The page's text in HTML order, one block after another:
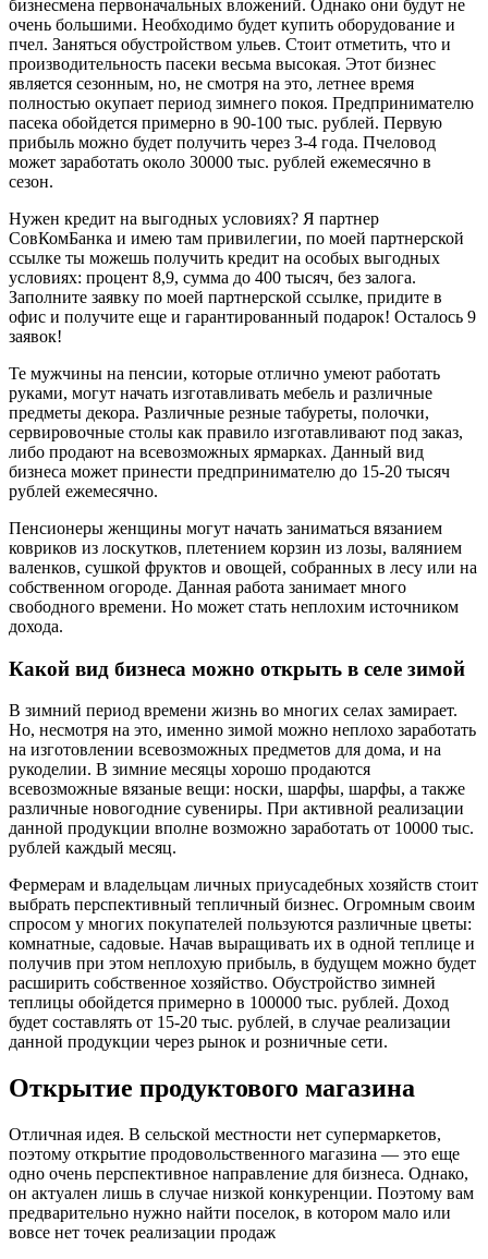
бизнесмена первоначальных вложений. Однако они будут не
очень большими. Необходимо будет купить оборудование и
пчел. Заняться обустройством ульев. Стоит отметить, что и
производительность пасеки весьма высокая. Этот бизнес
является сезонным, но, не смотря на это, летнее время
полностью окупает период зимнего покоя. Предпринимателю
пасека обойдется примерно в 90-100 тыс. рублей. Первую
прибыль можно будет получить через 3-4 года. Пчеловод
может заработать около 30000 тыс. рублей ежемесячно в
сезон.
Нужен кредит на выгодных условиях? Я партнер
СовКомБанка и имею там привилегии, по моей партнерской
ссылке ты можешь получить кредит на особых выгодных
условиях: процент 8,9, сумма до 400 тысяч, без залога.
Заполните заявку по моей партнерской ссылке, придите в
офис и получите еще и гарантированный подарок! Осталось 9
заявок!
Те мужчины на пенсии, которые отлично умеют работать
руками, могут начать изготавливать мебель и различные
предметы декора. Различные резные табуреты, полочки,
сервировочные столы как правило изготавливают под заказ,
либо продают на всевозможных ярмарках. Данный вид
бизнеса может принести предпринимателю до 15-20 тысяч
рублей ежемесячно.
Пенсионеры женщины могут начать заниматься вязанием
ковриков из лоскутков, плетением корзин из лозы, валянием
валенков, сушкой фруктов и овощей, собранных в лесу или на
собственном огороде. Данная работа занимает много
свободного времени. Но может стать неплохим источником
дохода.
Какой вид бизнеса можно открыть в селе зимой
В зимний период времени жизнь во многих селах замирает.
Но, несмотря на это, именно зимой можно неплохо заработать
на изготовлении всевозможных предметов для дома, и на
рукоделии. В зимние месяцы хорошо продаются
всевозможные вязаные вещи: носки, шарфы, шарфы, а также
различные новогодние сувениры. При активной реализации
данной продукции вполне возможно заработать от 10000 тыс.
рублей каждый месяц.
Фермерам и владельцам личных приусадебных хозяйств стоит
выбрать перспективный тепличный бизнес. Огромным своим
спросом у многих покупателей пользуются различные цветы:
комнатные, садовые. Начав выращивать их в одной теплице и
получив при этом неплохую прибыль, в будущем можно будет
расширить собственное хозяйство. Обустройство зимней
теплицы обойдется примерно в 100000 тыс. рублей. Доход
будет составлять от 15-20 тыс. рублей, в случае реализации
данной продукции через рынок и розничные сети.
Открытие продуктового магазина
Отличная идея. В сельской местности нет супермаркетов,
поэтому открытие продовольственного магазина — это еще
одно очень перспективное направление для бизнеса. Однако,
он актуален лишь в случае низкой конкуренции. Поэтому вам
предварительно нужно найти поселок, в котором мало или
вовсе нет точек реализации продаж